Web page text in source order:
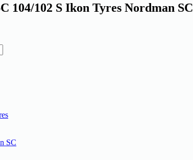
104/102 S Ikon Tyres Nordman SC
SC